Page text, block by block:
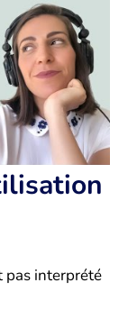
pas interprété